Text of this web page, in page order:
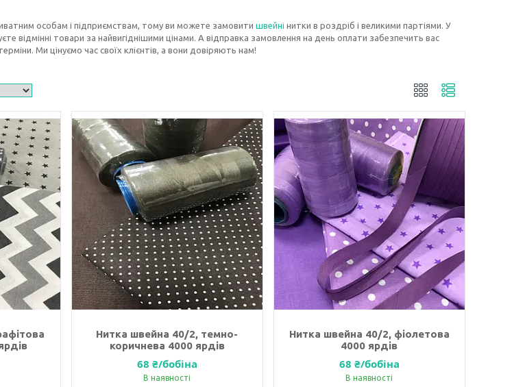
особам і підприємствам, тому ви можете замовити швейні нитки в роздріб і великими партіями. У
відмінні товари за найвигіднішими цінами. А відправка замовлення на день оплати забезпечить вас
Ми цінуємо час своїх клієнтів, а вони довіряють нам!
Нитка швейна 40/2, темно-
коричнева 4000 ярдів
68 ₴/бобіна
В наявності
Нитка швейна 40/2, фіолетова
4000 ярдів
68 ₴/бобіна
В наявності